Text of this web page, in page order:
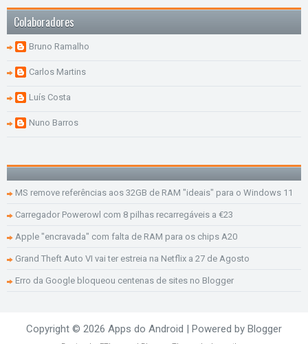
Colaboradores
Bruno Ramalho
Carlos Martins
Luís Costa
Nuno Barros
MS remove referências aos 32GB de RAM "ideais" para o Windows 11
Carregador Powerowl com 8 pilhas recarregáveis a €23
Apple "encravada" com falta de RAM para os chips A20
Grand Theft Auto VI vai ter estreia na Netflix a 27 de Agosto
Erro da Google bloqueou centenas de sites no Blogger
Copyright © 2026 Apps do Android | Powered by Blogger